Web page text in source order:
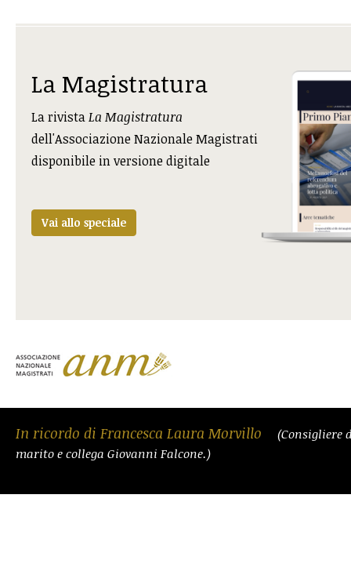
La Magistratura
La rivistaLa Magistratura
dell'Associazione Nazionale Magistrati
disponibile in versione digitale
Vai allo speciale
In ricordo di Francesca Laura Morvillo
(Consigliere
marito e collega Giovanni Falcone.)